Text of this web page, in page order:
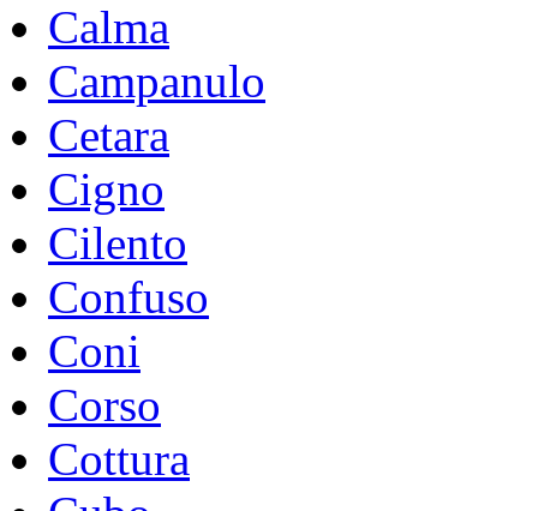
Calma
Campanulo
Cetara
Cigno
Cilento
Confuso
Coni
Corso
Cottura